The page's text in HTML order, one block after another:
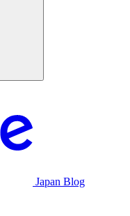
Japan Blog